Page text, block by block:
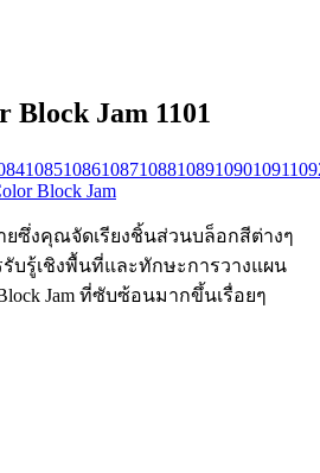
Jam 1101
1085108610871088108910901091
Block Jam
ซึ่งคุณจัดเรียงชิ้นส่วนบล็อกสีต่างๆ
บรู้เชิงพื้นที่และทักษะการวางแผน
Jam ที่ซับซ้อนมากขึ้นเรื่อยๆ